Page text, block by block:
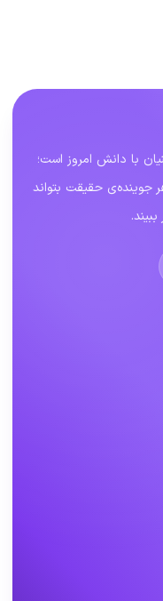
با دانش امروز است؛
حقیقت بتواند